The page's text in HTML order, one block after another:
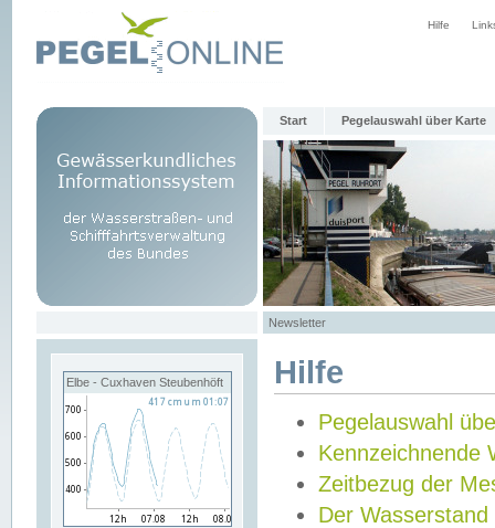
Hilfe
Start Pegelauswahl über Karte
Newsletter
Elbe - Cuxhaven Steubenhöft Hilfe
Pegelauswahl
Kennzeichnende
Zeitbezug der
Der Wasserstand